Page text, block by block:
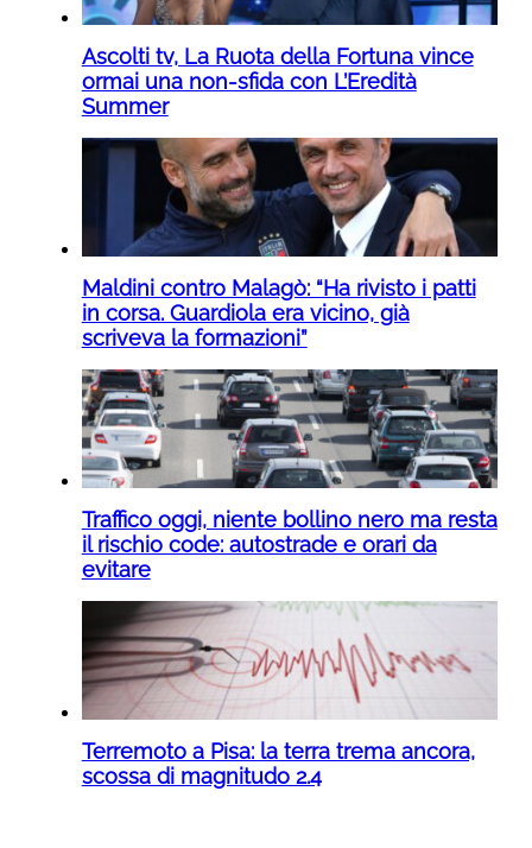
Ascolti tv, La Ruota della Fortuna vince
ormai una non-sfida con L’Eredità
Summer
Maldini contro Malagò: “Ha rivisto i patti
in corsa. Guardiola era vicino, già
scriveva la formazioni”
Traffico oggi, niente bollino nero ma resta
il rischio code: autostrade e orari da
evitare
Terremoto a Pisa: la terra trema ancora,
scossa di magnitudo 2.4